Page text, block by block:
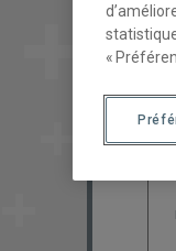
«